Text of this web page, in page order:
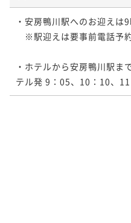
・安房鴨川駅へのお迎えは
※駅迎えは要事前電話予
・ホテルから安房鴨川駅ま
テル発 9：05、10：10、11